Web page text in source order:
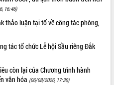
16:46)
thảo luận tại tổ về công tác phòng,
tác tổ chức Lễ hội Sầu riêng Đắk
còn lại của Chương trình hành
văn hóa (06/08/2026, 17:30)